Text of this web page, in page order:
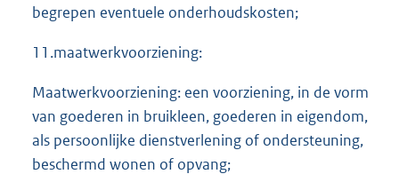
begrepen eventuele onderhoudskosten;
11.maatwerkvoorziening:
Maatwerkvoorziening: een voorziening, in de vorm
van goederen in bruikleen, goederen in eigendom,
als persoonlijke dienstverlening of ondersteuning,
beschermd wonen of opvang;